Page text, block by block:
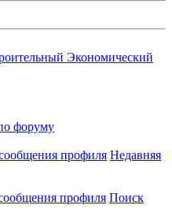
форуму
профиля Недавняя
профиля Поиск